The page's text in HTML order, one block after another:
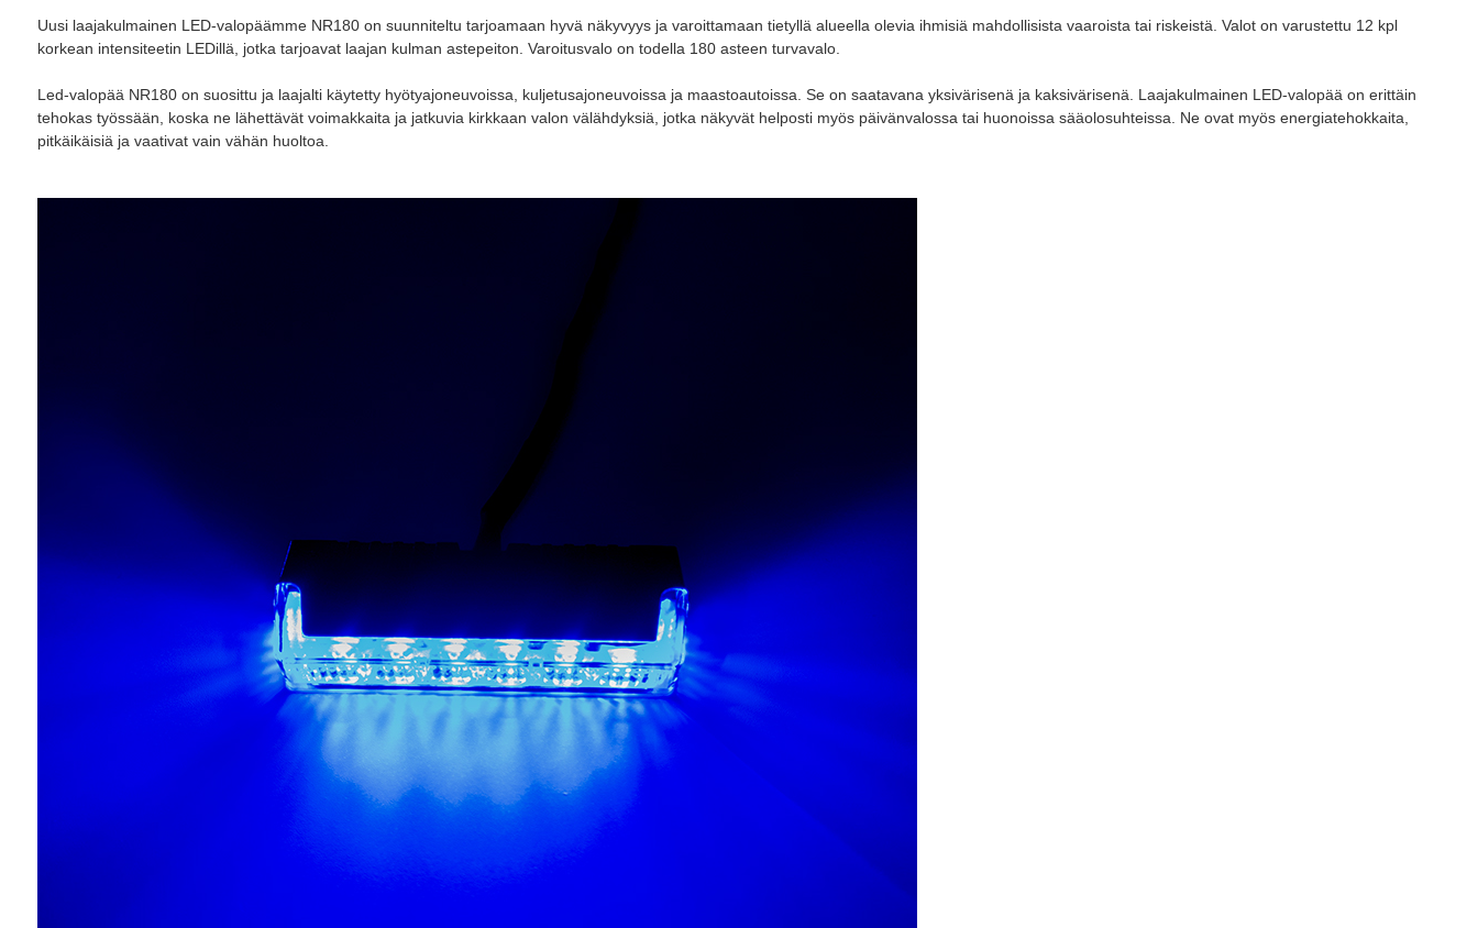
Uusi laajakulmainen LED-valopäämme NR180 on suunniteltu tarjoamaan hyvä näkyvyys ja varoittamaan tietyllä alueella olevia ihmisiä mahdollisista vaaroista tai riskeistä. Valot on varustettu 12 kpl
korkean intensiteetin LEDillä, jotka tarjoavat laajan kulman astepeiton. Varoitusvalo on todella 180 asteen turvavalo.
Led-valopää NR180 on suosittu ja laajalti käytetty hyötyajoneuvoissa, kuljetusajoneuvoissa ja maastoautoissa. Se on saatavana yksivärisenä ja kaksivärisenä. Laajakulmainen LED-valopää on erittäin
tehokas työssään, koska ne lähettävät voimakkaita ja jatkuvia kirkkaan valon välähdyksiä, jotka näkyvät helposti myös päivänvalossa tai huonoissa sääolosuhteissa. Ne ovat myös energiatehokkaita,
pitkäikäisiä ja vaativat vain vähän huoltoa.